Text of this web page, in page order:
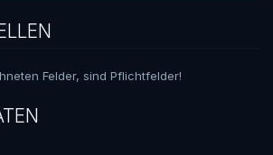
Felder, sind Pflichtfelder!